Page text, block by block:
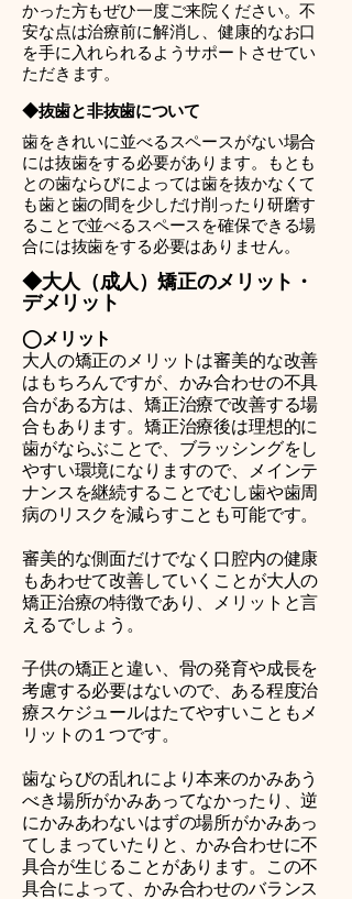
かった方もぜひ一度ご来院ください。不
安な点は治療前に解消し、健康的なお口
を手に入れられるようサポートさせてい
ただきます。
◆抜歯と非抜歯について
歯をきれいに並べるスペースがない場合
には抜歯をする必要があります。もとも
との歯ならびによっては歯を抜かなくて
も歯と歯の間を少しだけ削ったり研磨す
ることで並べるスペースを確保できる場
合には抜歯をする必要はありません。
◆大人（成人）矯正のメリット・
デメリット
◯メリット
大人の矯正のメリットは審美的な改善
はもちろんですが、かみ合わせの不具
合がある方は、矯正治療で改善する場
合もあります。矯正治療後は理想的に
歯がならぶことで、ブラッシングをし
やすい環境になりますので、メインテ
ナンスを継続することでむし歯や歯周
病のリスクを減らすことも可能です。
審美的な側面だけでなく口腔内の健康
もあわせて改善していくことが大人の
矯正治療の特徴であり、メリットと言
えるでしょう。
子供の矯正と違い、骨の発育や成長を
考慮する必要はないので、ある程度治
療スケジュールはたてやすいこともメ
リットの１つです。
歯ならびの乱れにより本来のかみあう
べき場所がかみあってなかったり、逆
にかみあわないはずの場所がかみあっ
てしまっていたりと、かみ合わせに不
具合が生じることがあります。この不
具合によって、かみ合わせのバランス